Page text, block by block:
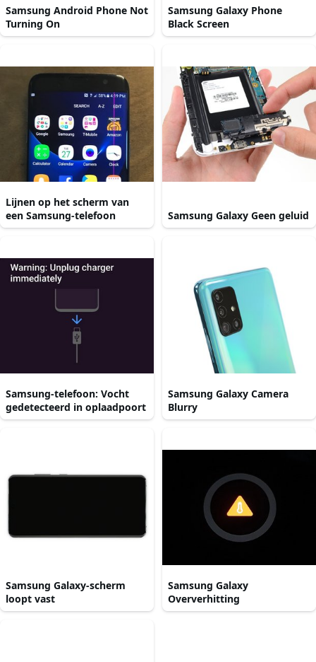
Samsung Android Phone Not
Turning On
Samsung Galaxy Phone
Black Screen
Lijnen op het scherm van
een Samsung-telefoon
Samsung Galaxy Geen geluid
Samsung-telefoon: Vocht
gedetecteerd in oplaadpoort
Samsung Galaxy Camera
Blurry
Samsung Galaxy-scherm
loopt vast
Samsung Galaxy
Oververhitting